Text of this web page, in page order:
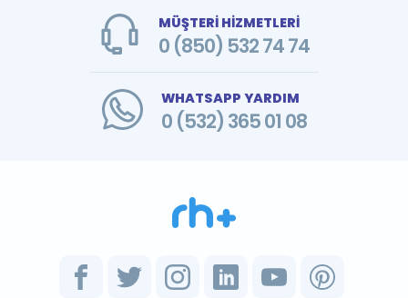
MÜŞTERİ HİZMETLERİ
0 (850) 532 74 74
WHATSAPP YARDIM
0 (532) 365 01 08